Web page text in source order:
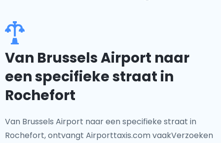
Van Brussels Airport naar
een specifieke straat in
Rochefort
Van Brussels Airport naar een specifieke straat in
Rochefort, ontvangt Airporttaxis.com vaakVerzoeken